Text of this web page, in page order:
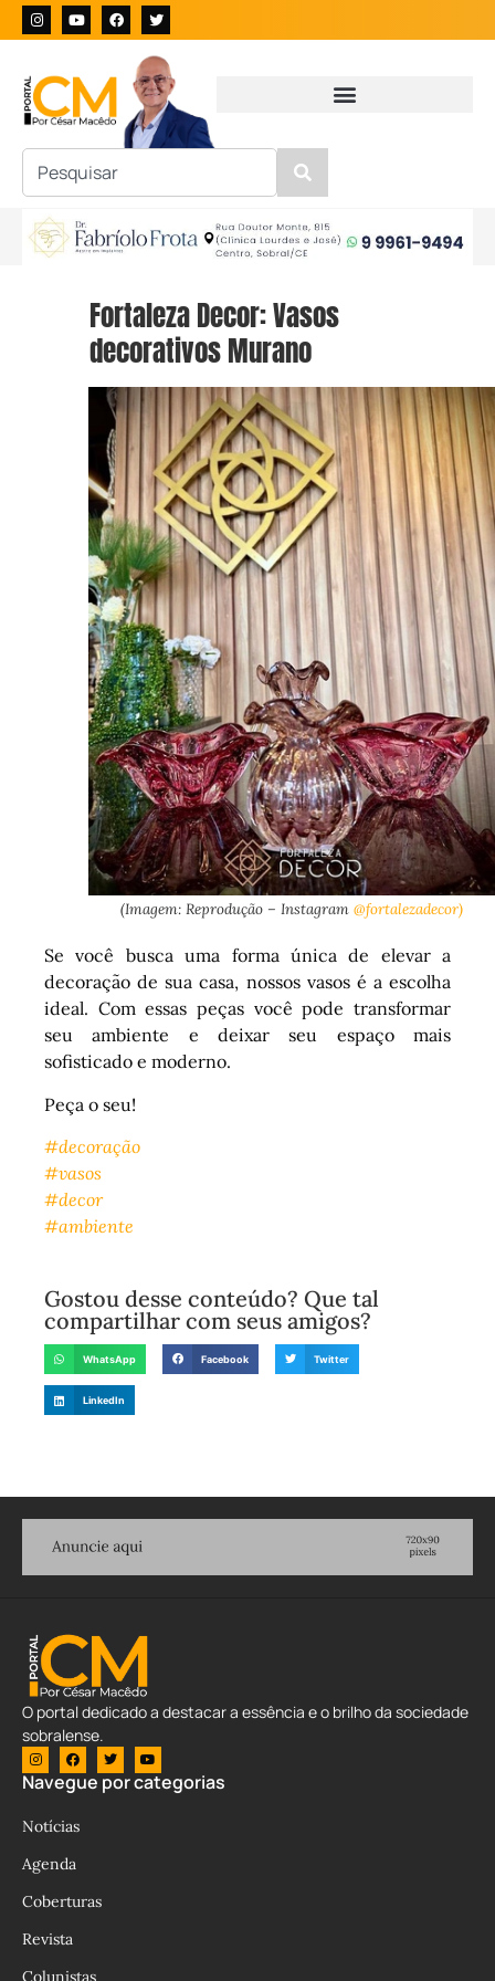
Fortaleza Decor: Vasos
decorativos Murano
(Imagem: Reprodução – Instagram @fortalezadecor)
Se você busca uma forma única de elevar a
decoração de sua casa, nossos vasos é a escolha
ideal. Com essas peças você pode transformar
seu ambiente e deixar seu espaço mais
sofisticado e moderno.
Peça o seu!
#decoração
#vasos
#decor
#ambiente
Gostou desse conteúdo? Que tal
compartilhar com seus amigos?
WhatsApp Facebook Twitter
LinkedIn
O portal dedicado a destacar a essência e o brilho da sociedade
sobralense.
Navegue por categorias
Notícias
Agenda
Coberturas
Revista
Colunistas